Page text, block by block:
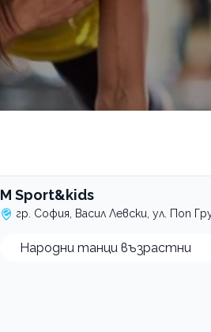
M Sport&kids
гр. София, Васил Левски, ул. Поп
Народни танци възрастни